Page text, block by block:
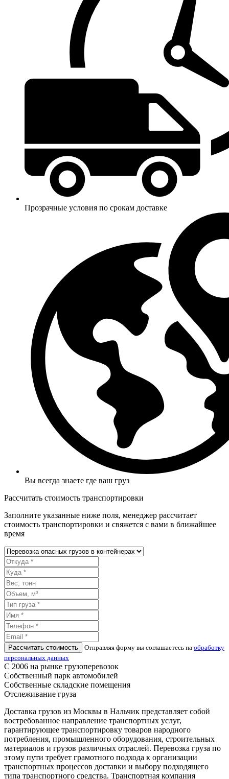
Прозрачные условия по срокам доставке
Вы всегда знаете где ваш груз
Рассчитать стоимость транспортировки
Заполните указанные ниже поля, менеджер рассчитает
стоимость транспортировки и свяжется с вами в ближайшее
время
Рассчитать стоимость Отправляя форму вы соглашаетесь на обработку
персональных данных
С 2006 на рынке грузоперевозок
Собственный парк автомобилей
Собственные складские помещения
Отслеживание груза
Доставка грузов из Москвы в Нальчик представляет собой
востребованное направление транспортных услуг,
гарантирующее транспортировку товаров народного
потребления, промышленного оборудования, строительных
материалов и грузов различных отраслей. Перевозка груза по
этому пути требует грамотного подхода к организации
транспортных процессов доставки и выбору подходящего
типа транспортного средства. Транспортная компания